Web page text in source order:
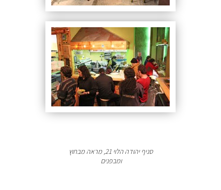
סניף יהודה הלוי 21, מראה מבחוץ
ומבפנים